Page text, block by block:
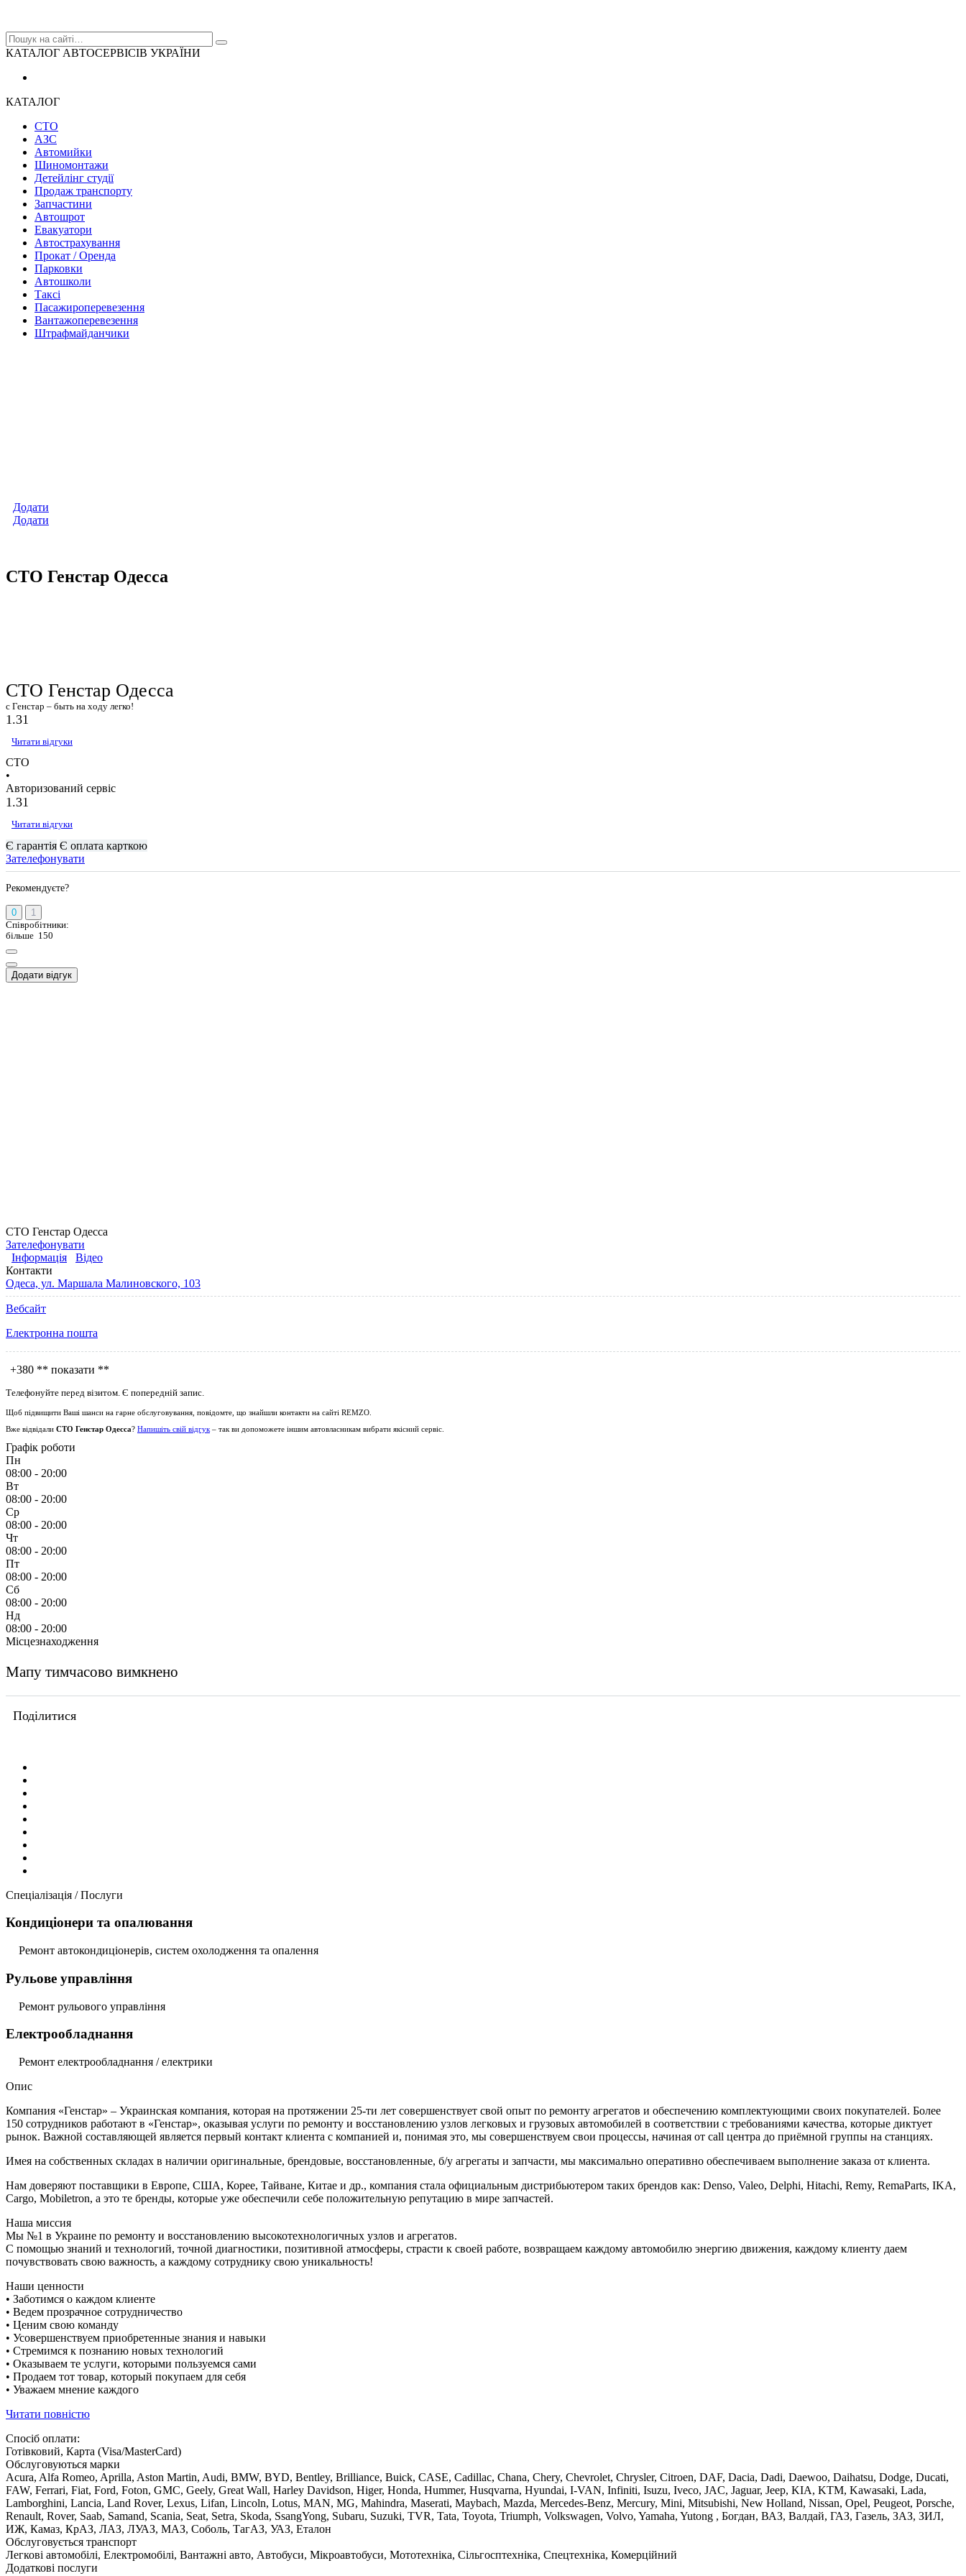
КАТАЛОГ АВТОСЕРВІСІВ УКРАЇНИ
КАТАЛОГ
СТО
АЗС
Автомийки
Шиномонтажи
Детейлінг студії
Продаж транспорту
Запчастини
Автошрот
Евакуатори
Автострахування
Прокат / Оренда
Парковки
Автошколи
Таксі
Пасажироперевезення
Вантажоперевезення
Штрафмайданчики
Додати
Додати
СТО Генстар Одесса
СТО Генстар Одесса
с Генстар – быть на ходу легко!
1.31
Читати відгуки
СТО
•
Авторизований сервіс
1.31
Читати відгуки
Є гарантія Є оплата карткою
Зателефонувати
Рекомендуєте?
0 1
Співробітники:
більше 150
Додати відгук
СТО Генстар Одесса
Зателефонувати
Інформація
Відео
Контакти
Одеса, ул. Маршала Малиновского, 103
Вебсайт
Електронна пошта
+380 ** показати **
Телефонуйте перед візитом. Є попередній запис.
Щоб підвищити Ваші шанси на гарне обслуговування, повідомте, що знайшли контакти на сайті REMZO
Вже відвідали СТО Генстар Одесса? Напишіть свій відгук – так ви допоможете іншим автовласникам вибрати якісний сервіс.
Графік роботи
Пн
08:00 - 20:00
Вт
08:00 - 20:00
Ср
08:00 - 20:00
Чт
08:00 - 20:00
Пт
08:00 - 20:00
Сб
08:00 - 20:00
Нд
08:00 - 20:00
Місцезнаходження
Мапу тимчасово вимкнено
Поділитися
Спеціалізація / Послуги
Кондиціонери та опалювання
Ремонт автокондиціонерів, систем охолодження та опалення
Рульове управління
Ремонт рульового управління
Електрообладнання
Ремонт електрообладнання / електрики
Опис
Компания «Генстар» – Украинская компания, которая на протяжении 25-ти лет совершенствует свой опыт по ремонту агрегатов и обеспечению комплектующими своих покупателей. Более
150 сотрудников работают в «Генстар», оказывая услуги по ремонту и восстановлению узлов легковых и грузовых автомобилей в соответствии с требованиями качества, которые диктует
рынок. Важной составляющей является первый контакт клиента с компанией и, понимая это, мы совершенствуем свои процессы, начиная от call центра до приёмной группы на станциях.
Имея на собственных складах в наличии оригинальные, брендовые, восстановленные, б/у агрегаты и запчасти, мы максимально оперативно обеспечиваем выполнение заказа от клиента.
Нам доверяют поставщики в Европе, США, Корее, Тайване, Китае и др., компания стала официальным дистрибьютером таких брендов как: Denso, Valeo, Delphi, Hitachi, Remy, RemaParts, IKA,
Cargo, Mobiletron, а это те бренды, которые уже обеспечили себе положительную репутацию в мире запчастей.
Наша миссия
Мы №1 в Украине по ремонту и восстановлению высокотехнологичных узлов и агрегатов.
С помощью знаний и технологий, точной диагностики, позитивной атмосферы, страсти к своей работе, возвращаем каждому автомобилю энергию движения, каждому клиенту даем
почувствовать свою важность, а каждому сотруднику свою уникальность!
Наши ценности
• Заботимся о каждом клиенте
• Ведем прозрачное сотрудничество
• Ценим свою команду
• Усовершенствуем приобретенные знания и навыки
• Стремимся к познанию новых технологий
• Оказываем те услуги, которыми пользуемся сами
• Продаем тот товар, который покупаем для себя
• Уважаем мнение каждого
Читати повністю
Спосіб оплати:
Готівковий, Карта (Visa/MasterCard)
Обслуговуються марки
Acura, Alfa Romeo, Aprilla, Aston Martin, Audi, BMW, BYD, Bentley, Brilliance, Buick, CASE, Cadillac, Chana, Chery, Chevrolet, Chrysler, Citroen, DAF, Dacia, Dadi, Daewoo, Daihatsu, Dodge, Ducati,
FAW, Ferrari, Fiat, Ford, Foton, GMC, Geely, Great Wall, Harley Davidson, Higer, Honda, Hummer, Husqvarna, Hyundai, I-VAN, Infiniti, Isuzu, Iveco, JAC, Jaguar, Jeep, KIA, KTM, Kawasaki, Lada,
Lamborghini, Lancia, Land Rover, Lexus, Lifan, Lincoln, Lotus, MAN, MG, Mahindra, Maserati, Maybach, Mazda, Mercedes-Benz, Mercury, Mini, Mitsubishi, New Holland, Nissan, Opel, Peugeot, Porsche,
Renault, Rover, Saab, Samand, Scania, Seat, Setra, Skoda, SsangYong, Subaru, Suzuki, TVR, Tata, Toyota, Triumph, Volkswagen, Volvo, Yamaha, Yutong , Богдан, ВАЗ, Валдай, ГАЗ, Газель, ЗАЗ, ЗИЛ,
ИЖ, Камаз, КрАЗ, ЛАЗ, ЛУАЗ, МАЗ, Соболь, ТагАЗ, УАЗ, Еталон
Обслуговується транспорт
Легкові автомобілі, Електромобілі, Вантажні авто, Автобуси, Мікроавтобуси, Мототехніка, Сільгосптехніка, Спецтехніка, Комерційний
Додаткові послуги